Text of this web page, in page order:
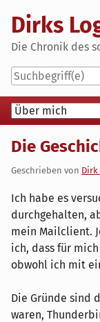
content
Dirks
Die Chronik des
Navigation
Die
Geschrieben von Dirk
Ich habe es
durchgehalten,
mein Mailclient.
ich, dass für
obwohl ich mit
Die Gründe sind
waren,